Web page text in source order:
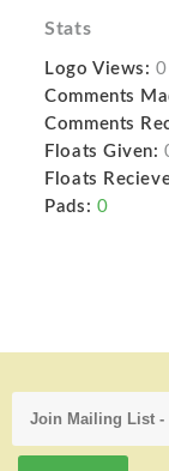
Stats
Logo Views: 0
Comments
Comments
Floats Given:
Floats
Pads: 0